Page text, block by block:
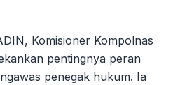
Komisioner Kompolnas
pentingnya peran
penegak hukum. Ia